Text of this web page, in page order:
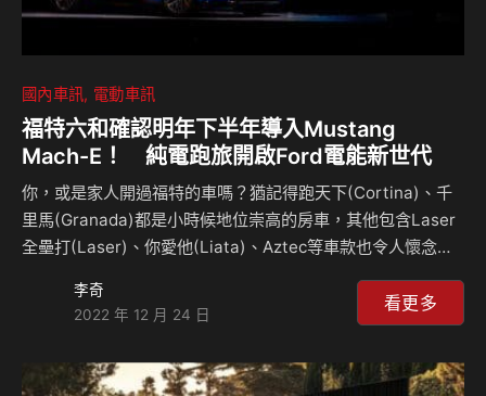
國內車訊 電動車訊
福特六和確認明年下半年導入Mustang
Mach-E！ 純電跑旅開啟Ford電能新世代
你，或是家人開過福特的車嗎？猶記得跑天下(Cortina)、千
里馬(Granada)都是小時候地位崇高的房車，其他包含Laser
全壘打(Laser)、你愛他(Liata)、Aztec等車款也令人懷念至
特的各種車款陪伴了我們成長，現在也和我們一起步入全新時
代。 福特六和於今日(12/22)舉行的福特六和50週年慶記者會
E」純電跑旅，並宣布將於明年下半年正式導入台灣市場，立
李奇
2022 年 12 月 24 日
看更多